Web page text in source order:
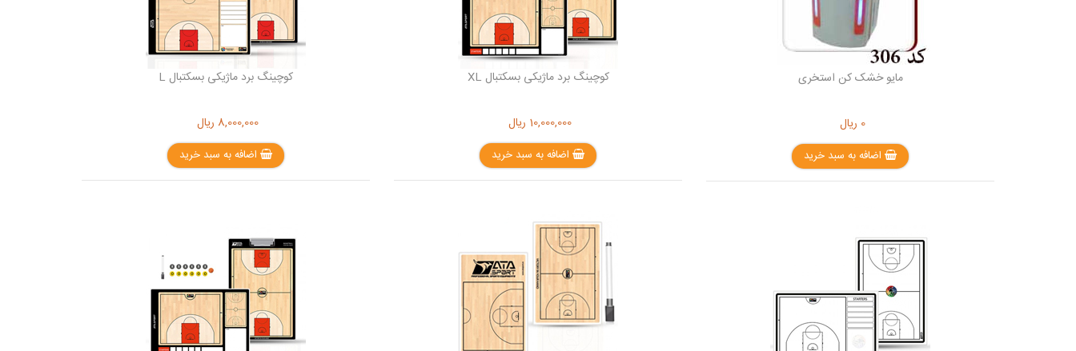
مایو خشک کن استخری
0 ریال
اضافه به سبد خرید
کوچینگ برد ماژیکی بسکتبال XL
10,000,000 ریال
اضافه به سبد خرید
کوچینگ برد ماژیکی بسکتبال L
8,000,000 ریال
اضافه به سبد خرید